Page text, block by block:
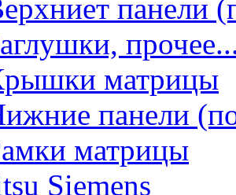
панели
матрицы
панели
матрицы
Siemens